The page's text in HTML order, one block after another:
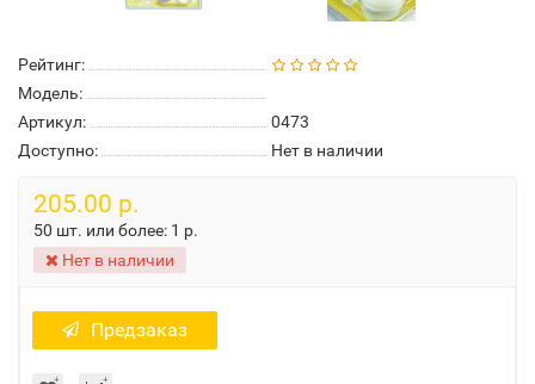
Рейтинг:
Модель:
Артикул:
0473
Доступно:
Нет в наличии
205.00 р.
50 шт. или более: 1 р.
Нет в наличии
Предзаказ